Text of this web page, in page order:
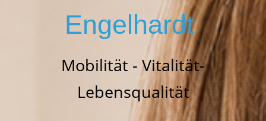
Engelhardt
Mobilität - Vitalität-
Lebensqualität